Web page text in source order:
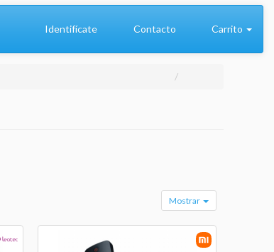
Identifícate Contacto Carrito
Mostrar